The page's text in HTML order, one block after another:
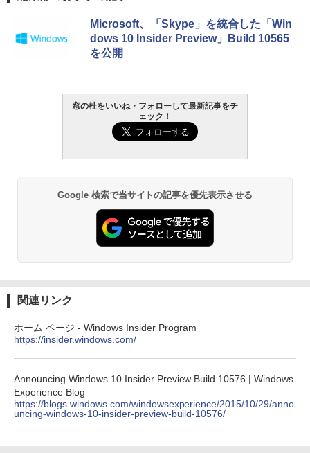
インゲームコード】 ロブロックス | オン
ラインコード版
￥1,300
Robloxギフトカード - 1000 Robux 【限
定バーチャルアイテムを含む】 【オンラ
インゲームコード】 ロブロックス |オン
ラインコード版
Microsoft Office Home & Business 202
ows11、10/mac対応|PC2台
￥3,200
Windows版 | Minecraft (マインクラフ
ンコード版
￥1,766
出す プロンプトの言葉 AI画像生成シリー
ズ (はぴーイラストLabo)
￥480
方 マニュアル AI副業にもコンテンツ作成
めのAIコーディング入門シリーズ
￥99
ードウェア・市販ソフトウェアのパーフ
￥1,600
週間持続バッテリー、広告なし、ブラッ
ク
￥22,980
Amazon Kindle - 目に優しい、かさばら
ない、大きな画面で読みやすい、6週間持
続バッテリー、6インチディスプレイ電子
書籍リーダー、ブラック、16GB、広告な
し
ション (32GB) 7インチディスプレイ、明
るさ自動調整、色調調節ライト、12週間
持続バッテリー、広告なし、メタリック
ージ、防水、7インチカラーディスプレ
イ、色調調節ライト、最大8週間持続バッ
Microsoft、「Skype」を統合した「Win
dows 10 Insider Preview」Build 10565
を公開
窓の杜をいいね・フォローして最新記事をチ
ェック！
Google 検索で当サイトの記事を優先表示させる
関連リンク
ホーム ページ - Windows Insider Program
https://insider.windows.com/
Announcing Windows 10 Insider Preview Build 10576 | Windows
Experience Blog
https://blogs.windows.com/windowsexperience/2015/10/29/anno
uncing-windows-10-insider-preview-build-10576/